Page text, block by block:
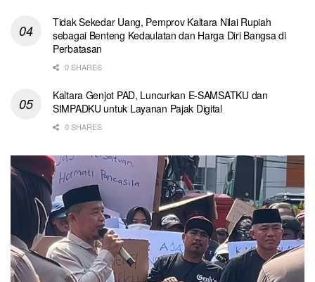
Tidak Sekedar Uang, Pemprov Kaltara Nilai Rupiah
sebagai Benteng Kedaulatan dan Harga Diri Bangsa di
Perbatasan
0 SHARES
Kaltara Genjot PAD, Luncurkan E-SAMSATKU dan
SIMPADKU untuk Layanan Pajak Digital
0 SHARES